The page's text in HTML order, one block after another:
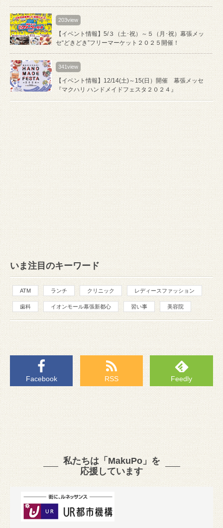
203view
【イベント情報】5/３（土･祝）～５（月･祝）幕張メッ
セ“どきどき”フリーマーケット２０２５開催！
341view
【イベント情報】12/14(土)～15(日）開催 幕張メッセ
『マクハリ ハンドメイドフェスタ２０２４』
いま注目のキーワード
ATM ランチ クリニック レディースファッション
歯科 イオンモール幕張新都心 習い事 美容院
Facebook RSS Feedly
私たちは「MakuPo」を
応援しています